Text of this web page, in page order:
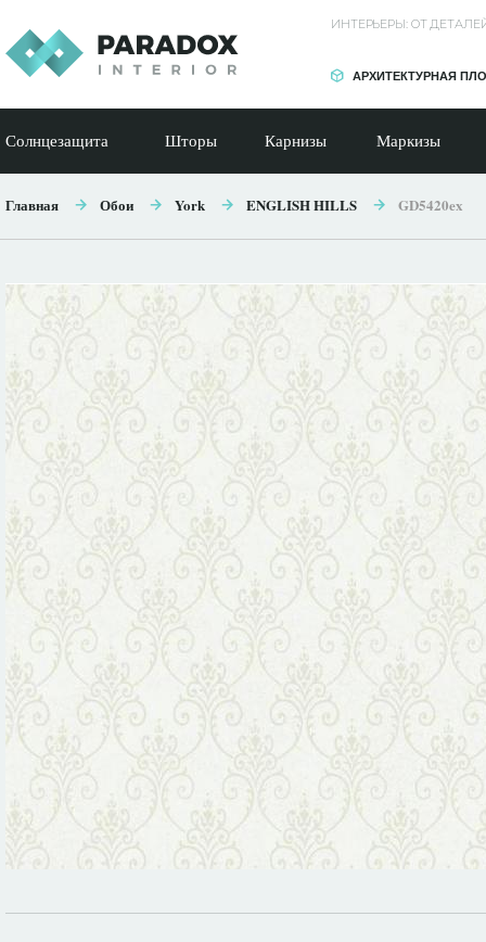
ИНТЕРЬЕРЫ: ОТ
АРХИТЕКТУРНАЯ
Солнцезащита Шторы Карнизы Маркизы
Главная Обои York ENGLISH HILLS GD5420ex